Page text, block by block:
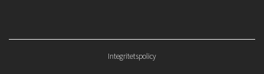
Integritetspolicy